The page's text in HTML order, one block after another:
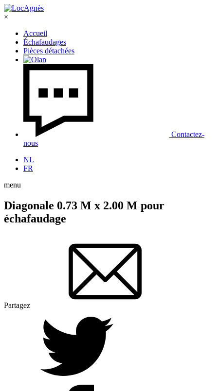
×
Accueil
Échafaudages
Pièces détachées
Contactez-
nous
NL
FR
menu
Diagonale 0.73 M x 2.00 M pour
échafaudage
Partagez